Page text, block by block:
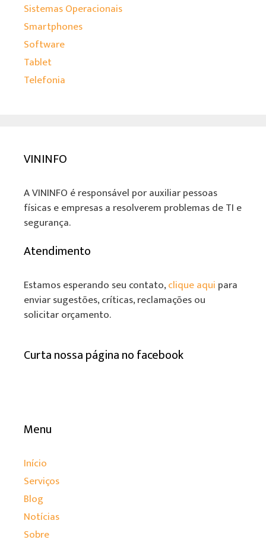
Sistemas Operacionais
Smartphones
Software
Tablet
Telefonia
VININFO
A VININFO é responsável por auxiliar pessoas
físicas e empresas a resolverem problemas de TI e
segurança.
Atendimento
Estamos esperando seu contato,clique aqui para
enviar sugestões, críticas, reclamações ou
solicitar orçamento.
Curta nossa página no facebook
Menu
Início
Serviços
Blog
Notícias
Sobre